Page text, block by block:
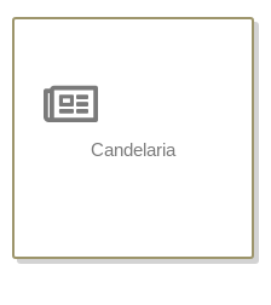
Candelaria